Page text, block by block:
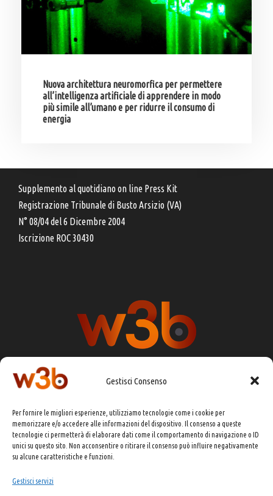
Gestisci Consenso
Per fornire le migliori esperienze, utilizziamo tecnologie come i cookie per
memorizzare e/o accedere alle informazioni del dispositivo. Il consenso a queste
tecnologie ci permetterà di elaborare dati come il comportamento di navigazione o ID
unici su questo sito. Non acconsentire o ritirare il consenso può influire negativamente
su alcune caratteristiche e funzioni.
Gestisci servizi
Nuova architettura neuromorfica per permettere
all’intelligenza artificiale di apprendere in modo
più simile all’umano e per ridurre il consumo di
energia
Supplemento al quotidiano on line Press Kit
Registrazione Tribunale di Busto Arsizio (VA)
N° 08/04 del 6 Dicembre 2004
Iscrizione ROC 30430
DIRETTORE RESPONSABILE:
CHIARA PORTA
REDAZIONE & GRAFICA:EOIPSO.IT
EDITORE:
EOIPSO.IT
CONTATTI:redazione@presskit.it